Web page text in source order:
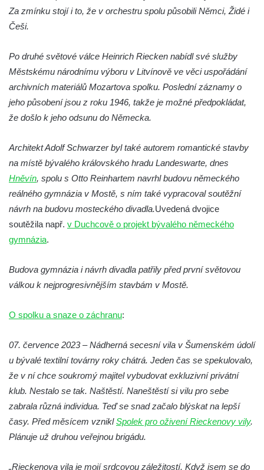
Košticích
Altán v lázeňském parku ve Mšeném-lázně
Lázeňský Pavillon Dvorana ve Mšeném-
Sýpka v Lenešicích
Sýpka (špýchar) zvaná Čertův mlýn u
zámku Budenice
Altán v parku v Zákolanech
Kralupech nad Vltavou
Sala terrena u zámku Mnichovo Hradiště
barokní špitál) ve Zlonicích
Původní regulátor otáček z miřejovické
elektrárny na břehu Vltavy v Kralupech nad
Vltavou
Květinové hodiny v ulici Boženy Němcové v
Za zmínku stojí i to, že v orchestru spolu působili Němci, Židé i
Češi.
Po druhé světové válce Heinrich Riecken nabídl své služby
Městskému národnímu výboru v Litvínově ve věci uspořádání
archivních materiálů Mozartova spolku. Poslední záznamy o
jeho působení jsou z roku 1946, takže je možné předpokládat,
že došlo k jeho odsunu do Německa.
Architekt Adolf Schwarzer byl také autorem romantické stavby
na místě bývalého královského hradu Landeswarte, dnes
Hněvín, spolu s Otto Reinhartem navrhl budovu německého
reálného gymnázia v Mostě, s ním také vypracoval soutěžní
návrh na budovu mosteckého divadla.Uvedená dvojice
soutěžila např. v Duchcově o projekt bývalého německého
gymnázia.
Budova gymnázia i návrh divadla patřily před první světovou
válkou k nejprogresivnějším stavbám v Mostě.
O spolku a snaze o záchranu:
07. července 2023 – Nádherná secesní vila v Šumenském údolí
u bývalé textilní továrny roky chátrá. Jeden čas se spekulovalo,
že v ní chce soukromý majitel vybudovat exkluzivní privátní
klub. Nestalo se tak. Naštěstí. Naneštěstí si vilu pro sebe
zabrala různá individua. Teď se snad začalo blýskat na lepší
časy. Před měsícem vzniklSpolek pro oživení Rieckenovy vily.
Plánuje už druhou veřejnou brigádu.
„Rieckenova vila je mojí srdcovou záležitostí. Když jsem se do